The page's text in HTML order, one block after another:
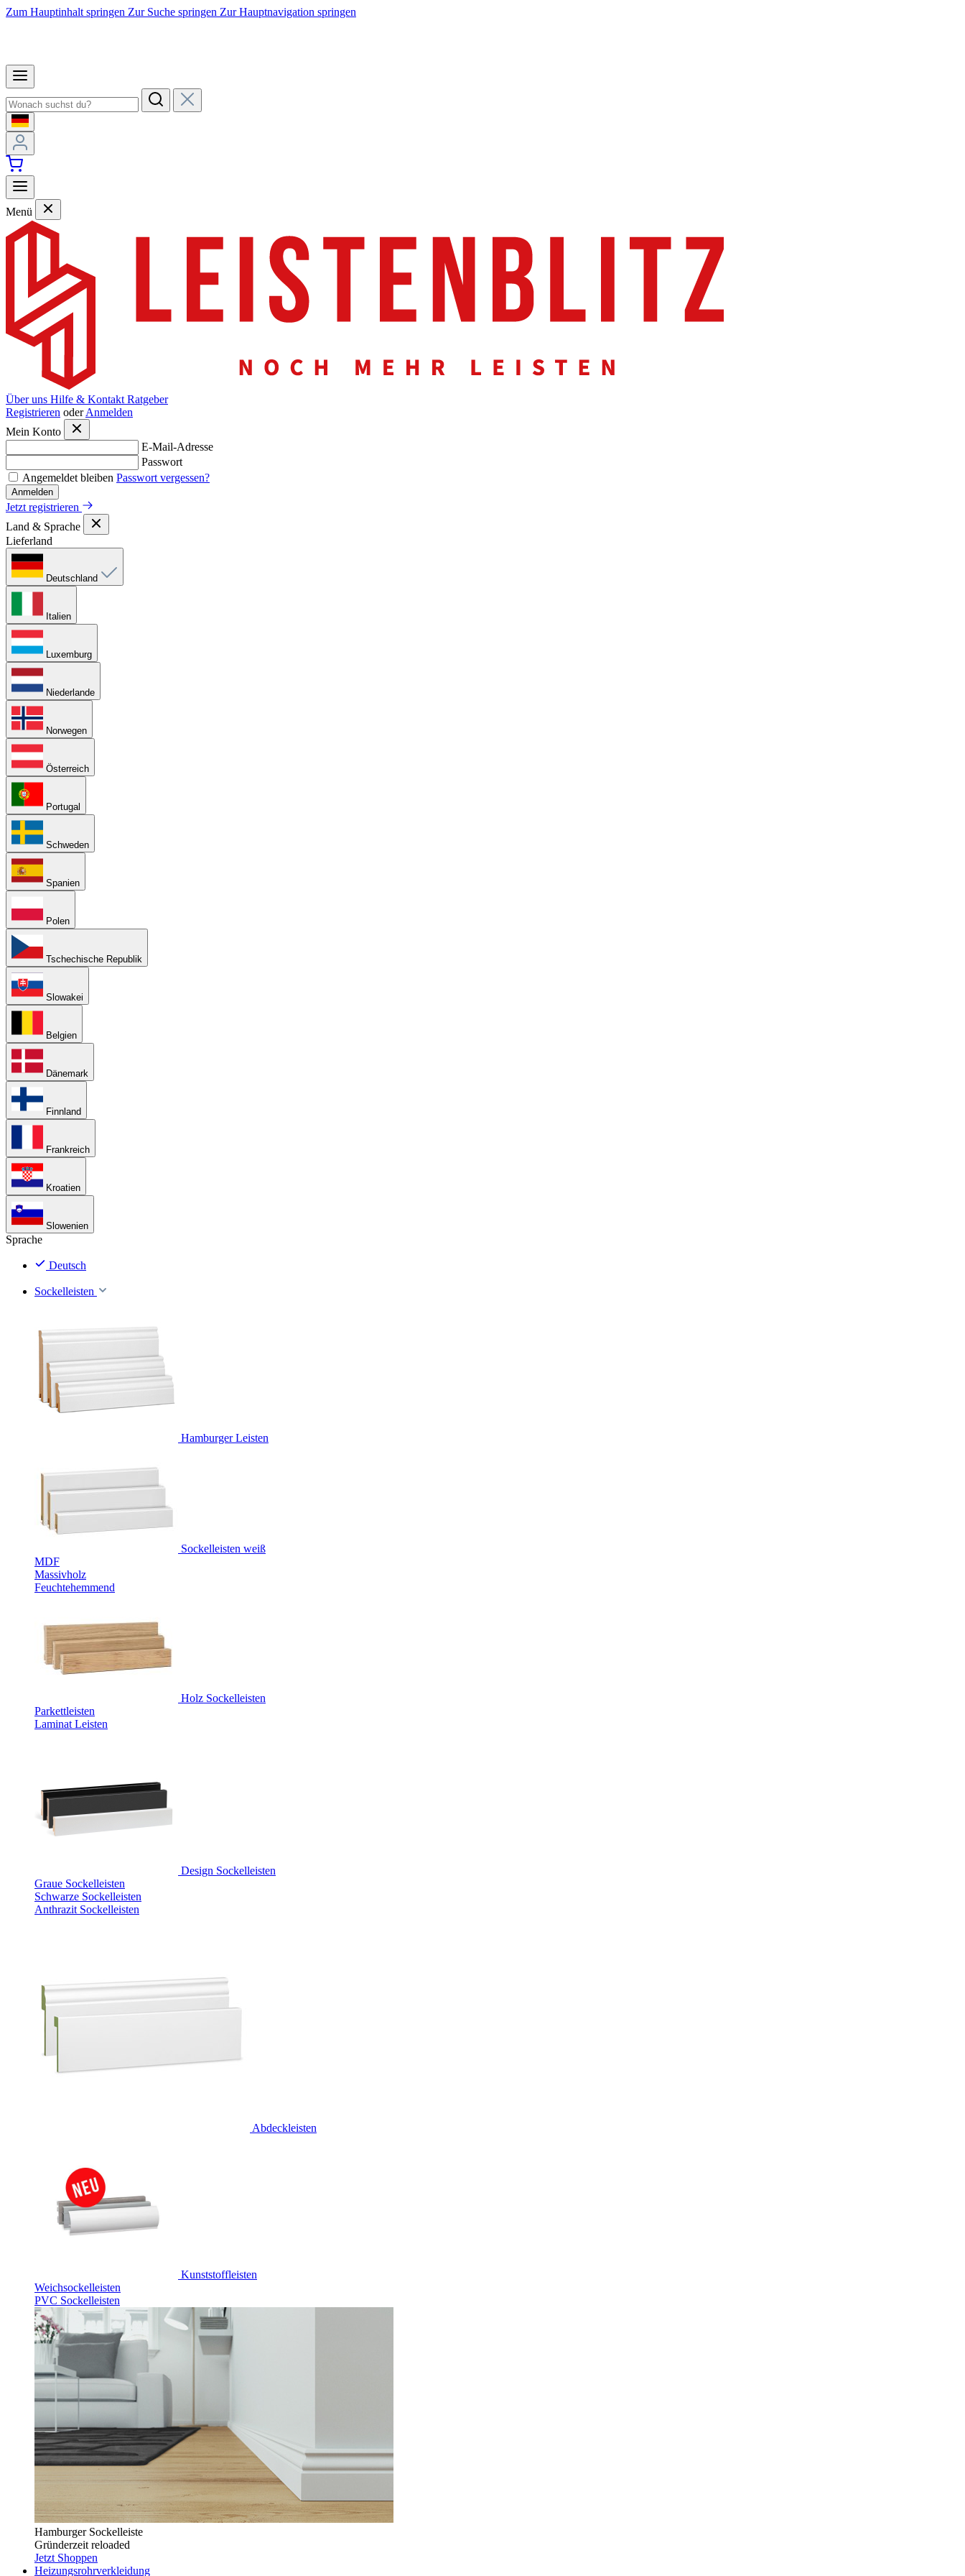
Zum Hauptinhalt springen Zur Suche springen Zur Hauptnavigation springen
Menü
Über uns Hilfe & Kontakt Ratgeber
Registrieren oder Anmelden
Mein Konto
E-Mail-Adresse
Passwort
Angemeldet bleiben Passwort vergessen?
Anmelden
Jetzt registrieren
Land & Sprache
Lieferland
Deutschland
Italien
Luxemburg
Niederlande
Norwegen
Österreich
Portugal
Schweden
Spanien
Polen
Tschechische Republik
Slowakei
Belgien
Dänemark
Finnland
Frankreich
Kroatien
Slowenien
Sprache
Deutsch
Sockelleisten
Hamburger Leisten
Sockelleisten weiß
MDF
Massivholz
Feuchtehemmend
Holz Sockelleisten
Parkettleisten
Laminat Leisten
Design Sockelleisten
Graue Sockelleisten
Schwarze Sockelleisten
Anthrazit Sockelleisten
Abdeckleisten
Kunststoffleisten
Weichsockelleisten
PVC Sockelleisten
Hamburger Sockelleiste
Gründerzeit reloaded
Jetzt Shoppen
Heizungsrohrverkleidung